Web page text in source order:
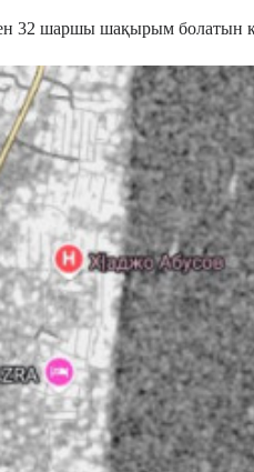
32 шаршы шақырым болатын